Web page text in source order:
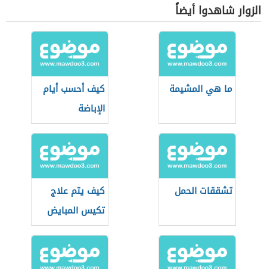
الزوار شاهدوا أيضاً
ما هي المشيمة
كيف أحسب أيام
الإباضة
تشققات الحمل
كيف يتم علاج
تكيس المبايض